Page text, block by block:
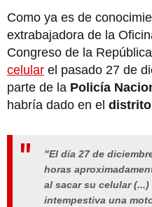
Como ya es de
extrabajadora de la
Congreso de la República
celular el pasado 27 de
parte de la Policía
habría dado en el distrito
"El día 27 de
horas
al sacar su celular
intempestiva una